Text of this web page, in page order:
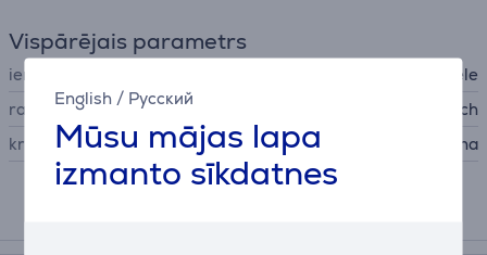
English / Русский
Mūsu mājas lapa
izmanto sīkdatnes
Vispārējais parametrs
ierīces veids
bezvadu pele
ražotājs
Logitech
krāsa
melna